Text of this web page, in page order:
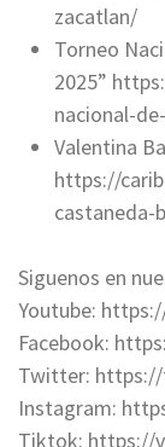
zacatlan/
Torneo
2025”
nacional-
Valentina
https://
castaneda-
Siguenos en
Youtube:
Facebook:
Twitter: https://
Instagram:
Tiktok: https://